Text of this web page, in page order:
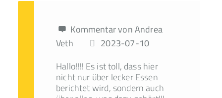
Kommentar von Andrea
Veth
2023-07-10
Hallo!!!! Es ist toll, dass hier
nicht nur über lecker Essen
berichtet wird, sondern auch